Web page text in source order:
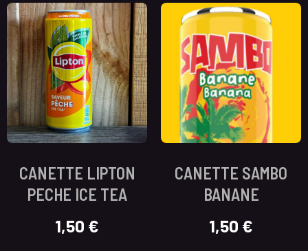
CANETTE LIPTON
PECHE ICE TEA
1,50 €
CANETTE SAMBO
BANANE
1,50 €